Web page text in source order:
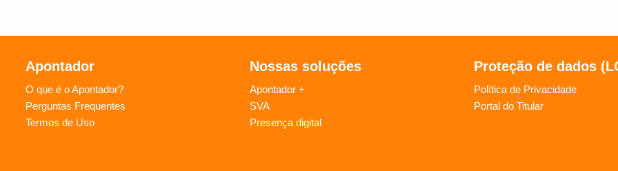
Apontador
O que é o Apontador?
Perguntas Frequentes
Termos de Uso
Nossas soluções
Apontador +
SVA
Presença digital
Proteção de dados
Política de Privacidade
Portal do Titular